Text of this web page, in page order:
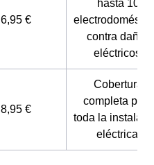
6,95 €
hasta 10
contra daños
eléctricos.
8,95 €
Cobertura
completa para
toda la
eléctrica.